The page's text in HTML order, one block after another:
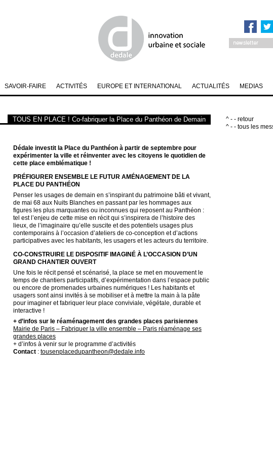
TOUS EN PLACE ! Co-fabriquer la Place du Panthéon de Demain
Dédale investit la Place du Panthéon à partir de septembre pour
expérimenter la ville et réinventer avec les citoyens le quotidien de
cette place emblématique !
PRÉFIGURER ENSEMBLE LE FUTUR AMÉNAGEMENT DE LA
PLACE DU PANTHÉON
Penser les usages de demain en s’inspirant du patrimoine bâti et vivant,
de mai 68 aux Nuits Blanches en passant par les hommages aux
figures les plus marquantes ou inconnues qui reposent au Panthéon :
tel est l’enjeu de cette mise en récit qui s’inspirera de l’histoire des
lieux, de l’imaginaire qu’elle suscite et des potentiels usages plus
contemporains à l’occasion d’ateliers de co-conception et d’actions
participatives avec les habitants, les usagers et les acteurs du territoire.
CO-CONSTRUIRE LE DISPOSITIF IMAGINÉ À L’OCCASION D’UN
GRAND CHANTIER OUVERT
Une fois le récit pensé et scénarisé, la place se met en mouvement le
temps de chantiers participatifs, d’expérimentation dans l’espace public
ou encore de promenades urbaines numériques ! Les habitants et
usagers sont ainsi invités à se mobiliser et à mettre la main à la pâte
pour imaginer et fabriquer leur place conviviale, végétale, durable et
interactive !
+ d’infos sur le réaménagement des grandes places parisiennes
Mairie de Paris – Fabriquer la ville ensemble – Paris réaménage ses
grandes places
+ d’infos à venir sur le programme d’activités
Contact : tousenplacedupantheon@dedale.info
^ - - retour
^ - - tous les
MEDIAS
ACTUALITÉS
EUROPE ET INTERNATIONAL
ACTIVITÉS
SAVOIR-FAIRE